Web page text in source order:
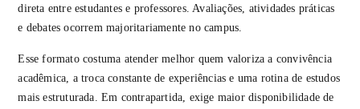
direta entre estudantes e professores. Avaliações, atividades práticas
e debates ocorrem majoritariamente no campus.
Esse formato costuma atender melhor quem valoriza a convivência
acadêmica, a troca constante de experiências e uma rotina de estudos
mais estruturada. Em contrapartida, exige maior disponibilidade de